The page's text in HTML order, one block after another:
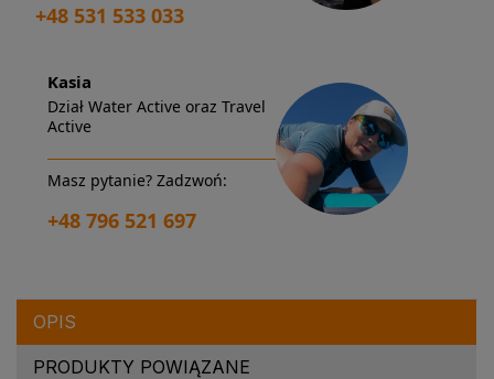
+48 531 533 033
Kasia
Dział Water Active oraz Travel
Active
Masz pytanie? Zadzwoń:
+48 796 521 697
OPIS
PRODUKTY POWIĄZANE